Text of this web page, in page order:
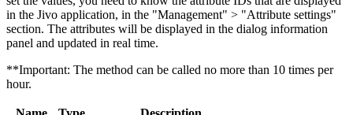
in the Jivo application, in the "Management" > "Attribute settings"
section. The attributes will be displayed in the dialog information
panel and updated in real time.
**Important: The method can be called no more than 10 times per
hour.